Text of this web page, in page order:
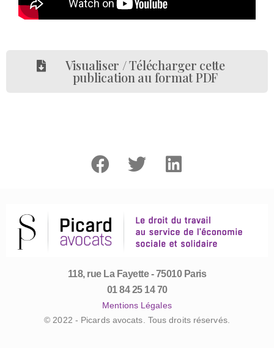
Visualiser / Télécharger cette
publication au format PDF
118, rue La Fayette - 75010 Paris
01 84 25 14 70
Mentions Légales
© 2022 - Picards avocats. Tous droits réservés.